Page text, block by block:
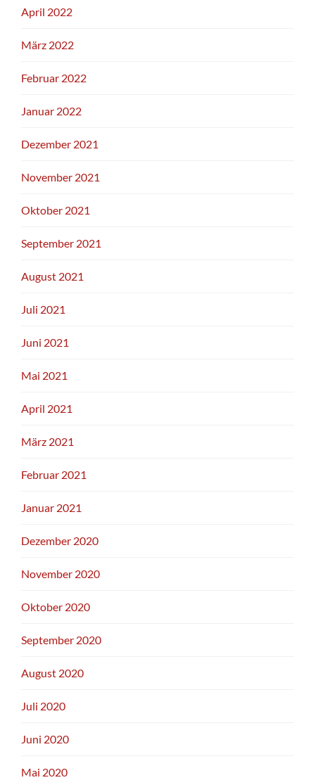
April 2022
März 2022
Februar 2022
Januar 2022
Dezember 2021
November 2021
Oktober 2021
September 2021
August 2021
Juli 2021
Juni 2021
Mai 2021
April 2021
März 2021
Februar 2021
Januar 2021
Dezember 2020
November 2020
Oktober 2020
September 2020
August 2020
Juli 2020
Juni 2020
Mai 2020